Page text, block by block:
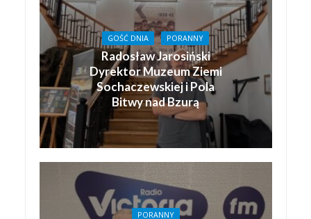
GOŚĆ DNIA PORANNY
Radosław Jarosiński
Dyrektor Muzeum Ziemi
Sochaczewskiej i Pola
Bitwy nad Bzurą
PORANNY